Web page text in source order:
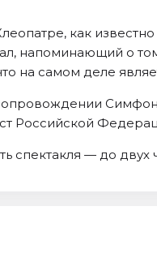
как
напоминающий о
на самом деле
Российской
спектакля — до двух